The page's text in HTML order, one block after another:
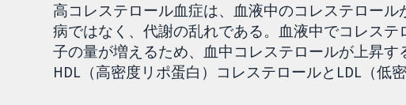
高コレステロール血症は、血液中のコレステロー
病ではなく、代謝の乱れである。血液中でコレス
子の量が増えるため、血中コレステロールが上昇す
HDL（高密度リポ蛋白）コレステロールとLDL（低